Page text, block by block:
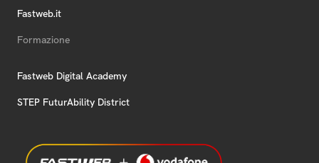
Fastweb.it
Formazione
Fastweb Digital Academy
STEP FuturAbility District